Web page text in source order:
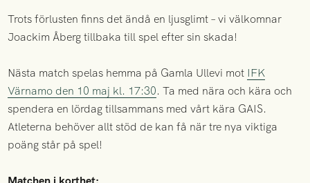
Trots förlusten finns det ändå en ljusglimt – vi välkomnar
Joackim Åberg tillbaka till spel efter sin skada!
Nästa match spelas hemma på Gamla Ullevi mot IFK
Värnamo den 10 maj kl. 17:30. Ta med nära och kära och
spendera en lördag tillsammans med vårt kära GAIS.
Atleterna behöver allt stöd de kan få när tre nya viktiga
poäng står på spel!